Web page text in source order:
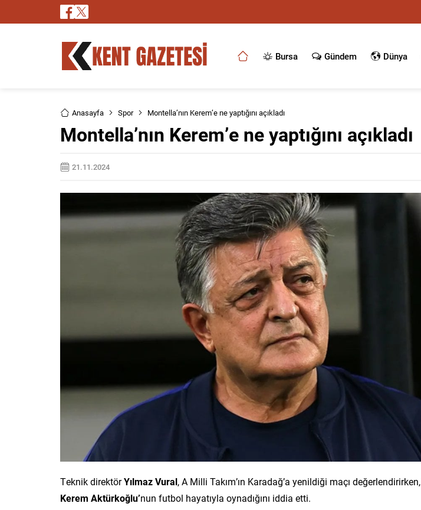
Bursa Gündem Dünya
Anasayfa Spor Montella’nın Kerem’e ne yaptığını açıkladı
Montella’nın Kerem’e ne yaptığını açıkladı
21.11.2024
Teknik direktörYılmaz Vural, A Milli Takım’ın Karadağ’a yenildiği maçı değerlendirirken,
Kerem Aktürkoğlu’nun futbol hayatıyla oynadığını iddia etti.